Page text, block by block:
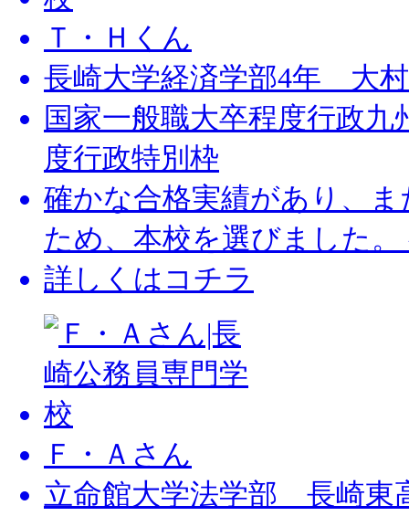
Ｔ・Ｈくん
長崎大学経済学部4年 大
国家一般職大卒程度行政
度行政特別枠
確かな合格実績があり、
ため、本校を選びました
詳しくはコチラ
Ｆ・Ａさん
立命館大学法学部 長崎東